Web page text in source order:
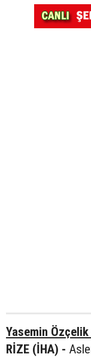
Yasemin
RİZE (İHA) -